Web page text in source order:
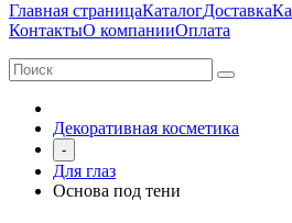
Главная страницаКаталогДоставка
КонтактыО компанииОплата
Декоративная косметика
-
Для глаз
Основа под тени